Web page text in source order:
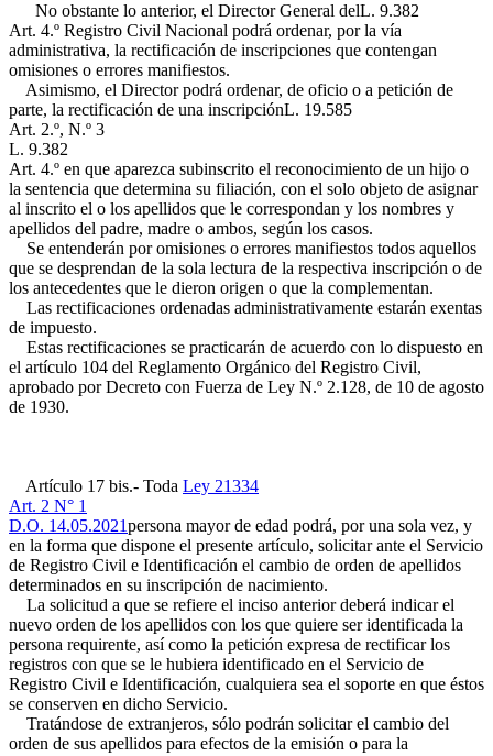
No obstante lo anterior, el Director General delL. 9.382
Art. 4.º Registro Civil Nacional podrá ordenar, por la vía
administrativa, la rectificación de inscripciones que contengan
omisiones o errores manifiestos.
Asimismo, el Director podrá ordenar, de oficio o a petición de
parte, la rectificación de una inscripciónL. 19.585
Art. 2.º, N.º 3
L. 9.382
Art. 4.º en que aparezca subinscrito el reconocimiento de un hijo o
la sentencia que determina su filiación, con el solo objeto de asignar
al inscrito el o los apellidos que le correspondan y los nombres y
apellidos del padre, madre o ambos, según los casos.
Se entenderán por omisiones o errores manifiestos todos aquellos
que se desprendan de la sola lectura de la respectiva inscripción o de
los antecedentes que le dieron origen o que la complementan.
Las rectificaciones ordenadas administrativamente estarán exentas
de impuesto.
Estas rectificaciones se practicarán de acuerdo con lo dispuesto en
el artículo 104 del Reglamento Orgánico del Registro Civil,
aprobado por Decreto con Fuerza de Ley N.º 2.128, de 10 de agosto
de 1930.
Artículo 17 bis.- Toda Ley 21334
Art. 2 N° 1
D.O. 14.05.2021persona mayor de edad podrá, por una sola vez, y
en la forma que dispone el presente artículo, solicitar ante el Servicio
de Registro Civil e Identificación el cambio de orden de apellidos
determinados en su inscripción de nacimiento.
La solicitud a que se refiere el inciso anterior deberá indicar el
nuevo orden de los apellidos con los que quiere ser identificada la
persona requirente, así como la petición expresa de rectificar los
registros con que se le hubiera identificado en el Servicio de
Registro Civil e Identificación, cualquiera sea el soporte en que éstos
se conserven en dicho Servicio.
Tratándose de extranjeros, sólo podrán solicitar el cambio del
orden de sus apellidos para efectos de la emisión o para la